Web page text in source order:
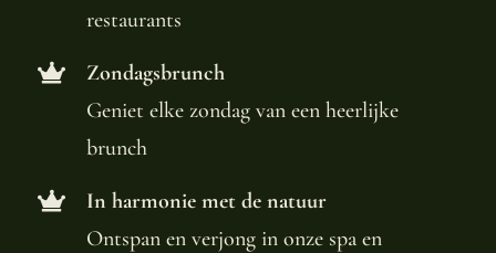
restaurants
Zondagsbrunch
Geniet elke zondag van een heerlijke
brunch
In harmonie met de natuur
Ontspan en verjong in onze spa en